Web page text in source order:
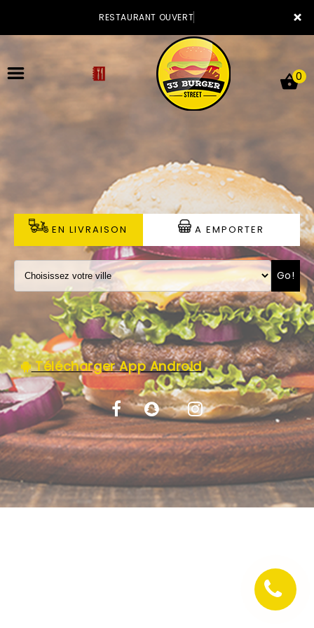
×
RESTAURANT OUVERT
LA CARTE
VOTRE COMPTE
NOTRE RESTAURANT
VOS AVIS
MENTIONS LÉGALES
C.G.V
0
EN LIVRAISON A EMPORTER
Go!
Télécharger App Android